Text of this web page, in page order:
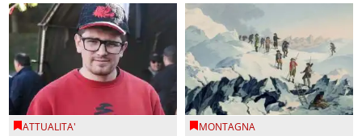
ATTUALITA' MONTAGNA